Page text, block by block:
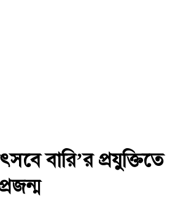
বারি’র প্রযুক্তিতে